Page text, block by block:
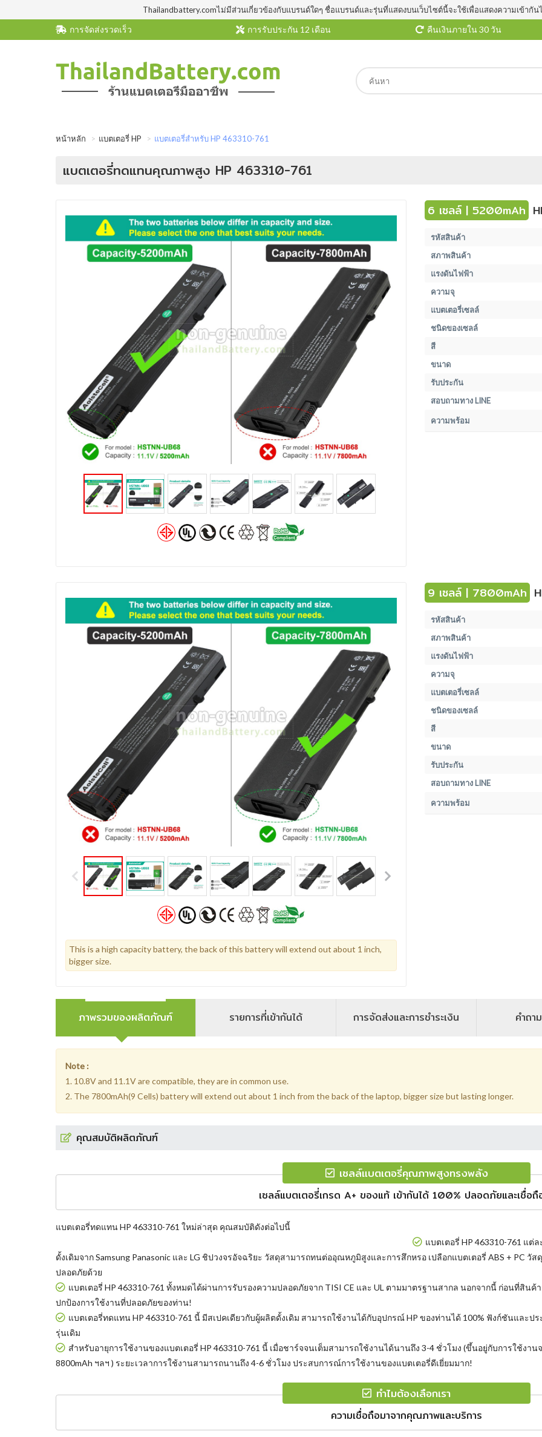
Thailandbattery.comไม่มีส่วนเกี่ยวข้องกับแบรนด์ใดๆ ชื่อแบรนด์และรุ่นที่แสดงบนเว็บไซต์นี้จะใช้เพื่อแสดงความเข้า
การจัดส่งรวดเร็ว การรับประกัน 12 เดือน คืนเงินภายใน 30 วัน
หน้าหลัก แบตเตอรี่ HP แบตเตอรี่สำหรับ HP 463310-761
แบตเตอรี่ทดแทนคุณภาพสูง HP 463310-761
6 เซลล์ | 5200mAh
รหัสสินค้า
สภาพสินค้า
แรงดันไฟฟ้า
ความจุ
แบตเตอรี่เซลล์
ชนิดของเซลล์
สี
ขนาด
รับประกัน
สอบถามทาง LINE
ความพร้อม
This is a high capacity battery, the back of this battery will extend out about 1 inch,
bigger size.
9 เซลล์ | 7800mAh
รหัสสินค้า
สภาพสินค้า
แรงดันไฟฟ้า
ความจุ
แบตเตอรี่เซลล์
ชนิดของเซลล์
สี
ขนาด
รับประกัน
สอบถามทาง LINE
ความพร้อม
ภาพรวมของผลิตภัณฑ์ รายการที่เข้ากันได้ การจัดส่งและการชำระเงิน คำถา
Note :
1. 10.8V and 11.1V are compatible, they are in common use.
2. The 7800mAh(9 Cells) battery will extend out about 1 inch from the back of the laptop, bigger size but lasting longer.
คุณสมบัติผลิตภัณฑ์
เซลล์แบตเตอรี่คุณภาพสูงทรงพลัง
เซลล์แบตเตอรี่เกรด A+ ของแท้ เข้ากันได้ 100% ปลอดภัยและเชื่อถื
แบตเตอรี่ทดแทน HP 463310-761 ใหม่ล่าสุด คุณสมบัติดังต่อไปนี้
แบตเตอรี่ HP 463310-761 แ
ดั้งเดิมจาก Samsung Panasonic และ LG ชิปวงจรอัจฉริยะ วัสดุสามารถทนต่ออุณหภูมิสูงและการสึกหรอ เปลือกแบตเตอรี่ ABS + PC
ปลอดภัยด้วย
แบตเตอรี่ HP 463310-761 ทั้งหมดได้ผ่านการรับรองความปลอดภัยจาก TISI CE และ UL ตามมาตรฐานสากล นอกจากนี้ ก่อนที่สินค้
ปกป้องการใช้งานที่ปลอดภัยของท่าน!
แบตเตอรี่ทดแทน HP 463310-761 นี้ มีสเปคเดียวกับผู้ผลิตดั้งเดิม สามารถใช้งานได้กับอุปกรณ์ HP ของท่านได้ 100% ฟังก์ชันและป
รุ่นเดิม
สำหรับอายุการใช้งานของแบตเตอรี่ HP 463310-761 นี้ เมื่อชาร์จจนเต็มสามารถใช้งานได้นานถึง 3-4 ชั่วโมง (ขึ้นอยู่กับการใช้งาน
8800mAh ฯลฯ ) ระยะเวลาการใช้งานสามารถนานถึง 4-6 ชั่วโมง ประสบการณ์การใช้งานของแบตเตอรี่ดีเยี่ยมมาก!
ทำไมต้องเลือกเรา
ความเชื่อถือมาจากคุณภาพและบริการ